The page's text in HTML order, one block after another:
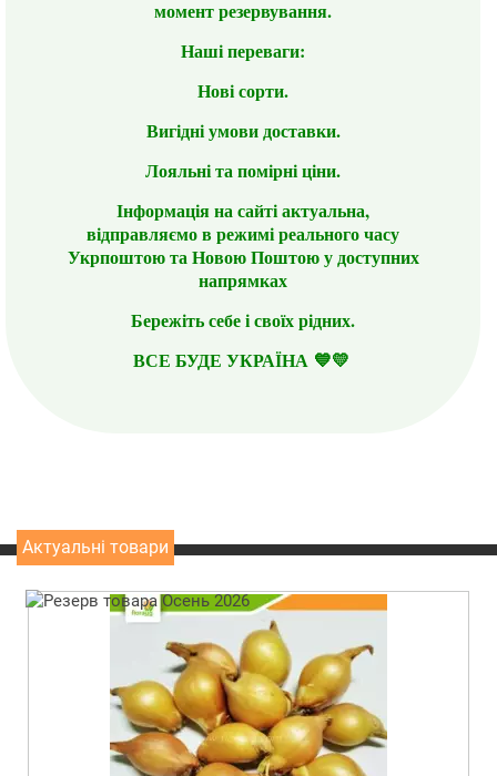
момент резервування.
Наші переваги:
Нові сорти.
Вигідні умови доставки.
Лояльні та помірні ціни.
Інформація на сайті актуальна,
відправляємо в режимі реального часу
Укрпоштою та Новою Поштою у доступних
напрямках
Бережіть себе і своїх рідних.
ВСЕ БУДЕ УКРАЇНА 💙💛
Актуальні товари